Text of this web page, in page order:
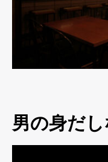
男の身だし